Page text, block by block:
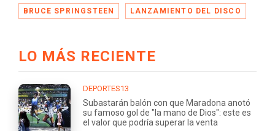
BRUCE SPRINGSTEEN LANZAMIENTO DEL DISCO
LO MÁS RECIENTE
DEPORTES13
Subastarán balón con que Maradona anotó
su famoso gol de "la mano de Dios": este es
el valor que podría superar la venta